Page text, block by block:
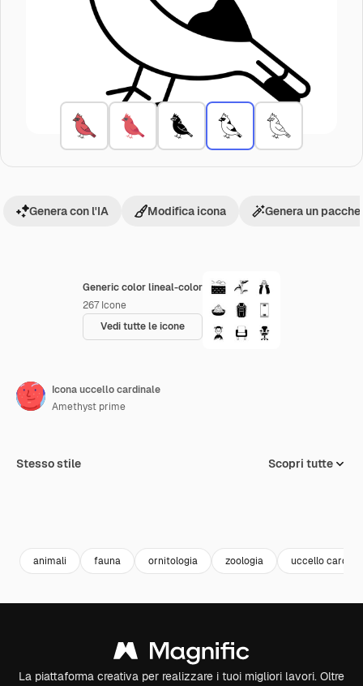
Generic color lineal-color
267 Icone
Vedi tutte le icone
Genera con l'IA Modifica icona Genera un
Icona uccello cardinale
Amethyst prime
Stesso stile Scopri tutte
animali fauna ornitologia zoologia uccello
La piattaforma creativa per realizzare i tuoi migliori lavori. Oltre